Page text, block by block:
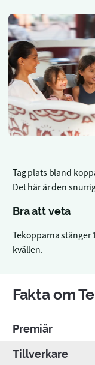
Tag plats bland
Det här är den
Bra att veta
Tekopparna stänger
kvällen.
Fakta om
Premiär
Tillverkare